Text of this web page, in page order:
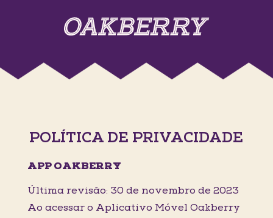
POLÍTICA DE PRIVACIDADE
APP OAKBERRY
Última revisão: 30 de novembro de 2023
Ao acessar o Aplicativo Móvel Oakberry